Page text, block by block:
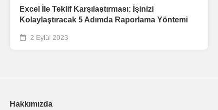
Excel İle Teklif Karşılaştırması: İşinizi
Kolaylaştıracak 5 Adımda Raporlama Yöntemi
2 Eylül 2023
Hakkımızda